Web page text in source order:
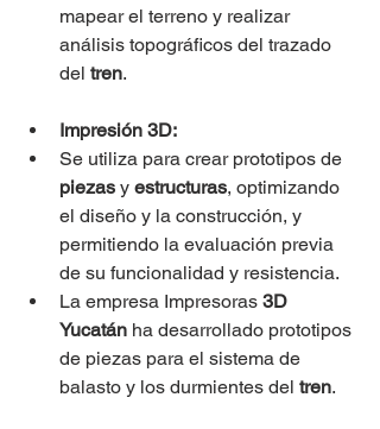
mapear el terreno y realizar
análisis topográficos del trazado
del tren.
Impresión 3D:
Se utiliza para crear prototipos de
piezas y estructuras, optimizando
el diseño y la construcción, y
permitiendo la evaluación previa
de su funcionalidad y resistencia.
La empresa Impresoras 3D
Yucatán ha desarrollado prototipos
de piezas para el sistema de
balasto y los durmientes del tren.